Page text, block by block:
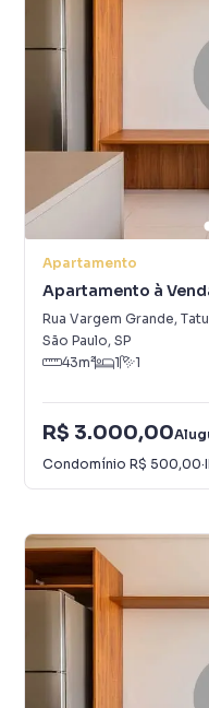
Apartamento
Apartamento à
Rua Vargem Grande,
São Paulo, SP
43m² 1 1
R$ 3.000,00
Condomínio R$ 500,00·